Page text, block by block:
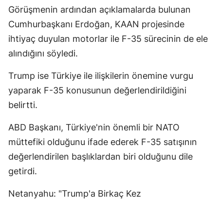
Görüşmenin ardından açıklamalarda bulunan
Cumhurbaşkanı Erdoğan, KAAN projesinde
ihtiyaç duyulan motorlar ile F-35 sürecinin de ele
alındığını söyledi.
Trump ise Türkiye ile ilişkilerin önemine vurgu
yaparak F-35 konusunun değerlendirildiğini
belirtti.
ABD Başkanı, Türkiye'nin önemli bir NATO
müttefiki olduğunu ifade ederek F-35 satışının
değerlendirilen başlıklardan biri olduğunu dile
getirdi.
Netanyahu: "Trump'a Birkaç Kez